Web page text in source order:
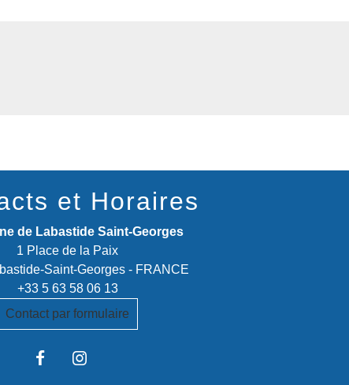
et Horaires
de Labastide Saint-Georges
1 Place de la Paix
Saint-Georges - FRANCE
+33 5 63 58 06 13
Contact par formulaire